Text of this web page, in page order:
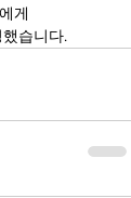
게
습니다.